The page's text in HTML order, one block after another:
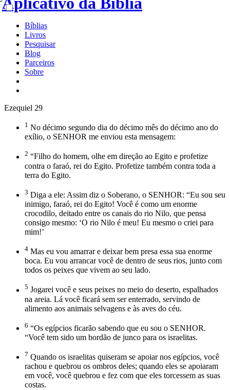
Bíblias
Livros
Pesquisar
Blog
Parceiros
Sobre
Ezequiel 29
1 No décimo segundo dia do décimo mês do décimo ano do
exílio, o SENHOR me enviou esta mensagem:
2 “Filho do homem, olhe em direção ao Egito e profetize
contra o faraó, rei do Egito. Profetize também contra toda a
terra do Egito.
3 Diga a ele: Assim diz o Soberano, o SENHOR: “Eu sou seu
inimigo, faraó, rei do Egito! Você é como um enorme
crocodilo, deitado entre os canais do rio Nilo, que pensa
consigo mesmo: ‘O rio Nilo é meu! Eu mesmo o criei para
mim!’
4 Mas eu vou amarrar e deixar bem presa essa sua enorme
boca. Eu vou arrancar você de dentro de seus rios, junto com
todos os peixes que vivem ao seu lado.
5 Jogarei você e seus peixes no meio do deserto, espalhados
na areia. Lá você ficará sem ser enterrado, servindo de
alimento aos animais selvagens e às aves do céu.
6 “Os egípcios ficarão sabendo que eu sou o SENHOR.
“Você tem sido um bordão de junco para os israelitas.
7 Quando os israelitas quiseram se apoiar nos egípcios, você
rachou e quebrou os ombros deles; quando eles se apoiaram
em você, você quebrou e fez com que eles torcessem as suas
costas.